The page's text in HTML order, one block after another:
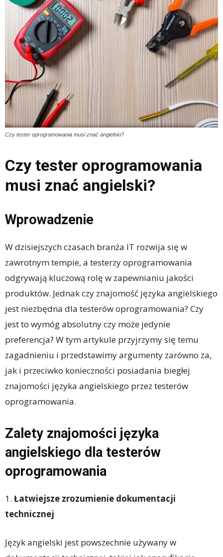
Czy tester oprogramowania musi znać angielski?
Czy tester oprogramowania
musi znać angielski?
Wprowadzenie
W dzisiejszych czasach branża IT rozwija się w
zawrotnym tempie, a testerzy oprogramowania
odgrywają kluczową rolę w zapewnianiu jakości
produktów. Jednak czy znajomość języka angielskiego
jest niezbędna dla testerów oprogramowania? Czy
jest to wymóg absolutny czy może jedynie
preferencja? W tym artykule przyjrzymy się temu
zagadnieniu i przedstawimy argumenty zarówno za,
jak i przeciwko konieczności posiadania biegłej
znajomości języka angielskiego przez testerów
oprogramowania.
Zalety znajomości języka
angielskiego dla testerów
oprogramowania
1. Łatwiejsze zrozumienie dokumentacji
technicznej
Język angielski jest powszechnie używany w